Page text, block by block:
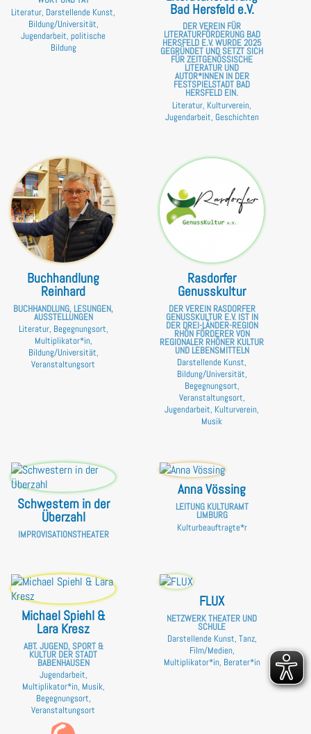
Literatur, Darstellende Kunst,
Bildung/Universität,
Jugendarbeit, politische
Bildung
Bad Hersfeld e.V.
DER VEREIN FÜR
LITERATURFÖRDERUNG BAD
HERSFELD E.V. WURDE 2025
GEGRÜNDET UND SETZT SICH
FÜR ZEITGENÖSSISCHE
LITERATUR UND
AUTOR*INNEN IN DER
FESTSPIELSTADT BAD
HERSFELD EIN.
Literatur, Kulturverein,
Jugendarbeit, Geschichten
Buchhandlung
Reinhard
BUCHHANDLUNG, LESUNGEN,
AUSSTELLUNGEN
Literatur, Begegnungsort,
Multiplikator*in,
Bildung/Universität,
Veranstaltungsort
Rasdorfer
Genusskultur
DER VEREIN RASDORFER
GENUSSKULTUR E.V. IST IN
DER DREI-LÄNDER-REGION
RHÖN FÖRDERER VON
REGIONALER RHÖNER KULTUR
UND LEBENSMITTELN
Darstellende Kunst,
Bildung/Universität,
Begegnungsort,
Veranstaltungsort,
Jugendarbeit, Kulturverein,
Musik
Schwestern in der
Überzahl
IMPROVISATIONSTHEATER
Anna Vössing
LEITUNG KULTURAMT
LIMBURG
Kulturbeauftragte*r
Michael Spiehl &
Lara Kresz
ABT. JUGEND, SPORT &
KULTUR DER STADT
BABENHAUSEN
Jugendarbeit,
Multiplikator*in, Musik,
Begegnungsort,
Veranstaltungsort
FLUX
NETZWERK THEATER UND
SCHULE
Darstellende Kunst, Tanz,
Film/Medien,
Multiplikator*in, Berater*in